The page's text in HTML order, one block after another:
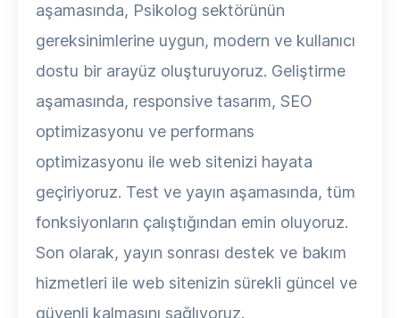
aşamasında, Psikolog sektörünün
gereksinimlerine uygun, modern ve kullanıcı
dostu bir arayüz oluşturuyoruz. Geliştirme
aşamasında, responsive tasarım, SEO
optimizasyonu ve performans
optimizasyonu ile web sitenizi hayata
geçiriyoruz. Test ve yayın aşamasında, tüm
fonksiyonların çalıştığından emin oluyoruz.
Son olarak, yayın sonrası destek ve bakım
hizmetleri ile web sitenizin sürekli güncel ve
güvenli kalmasını sağlıyoruz.